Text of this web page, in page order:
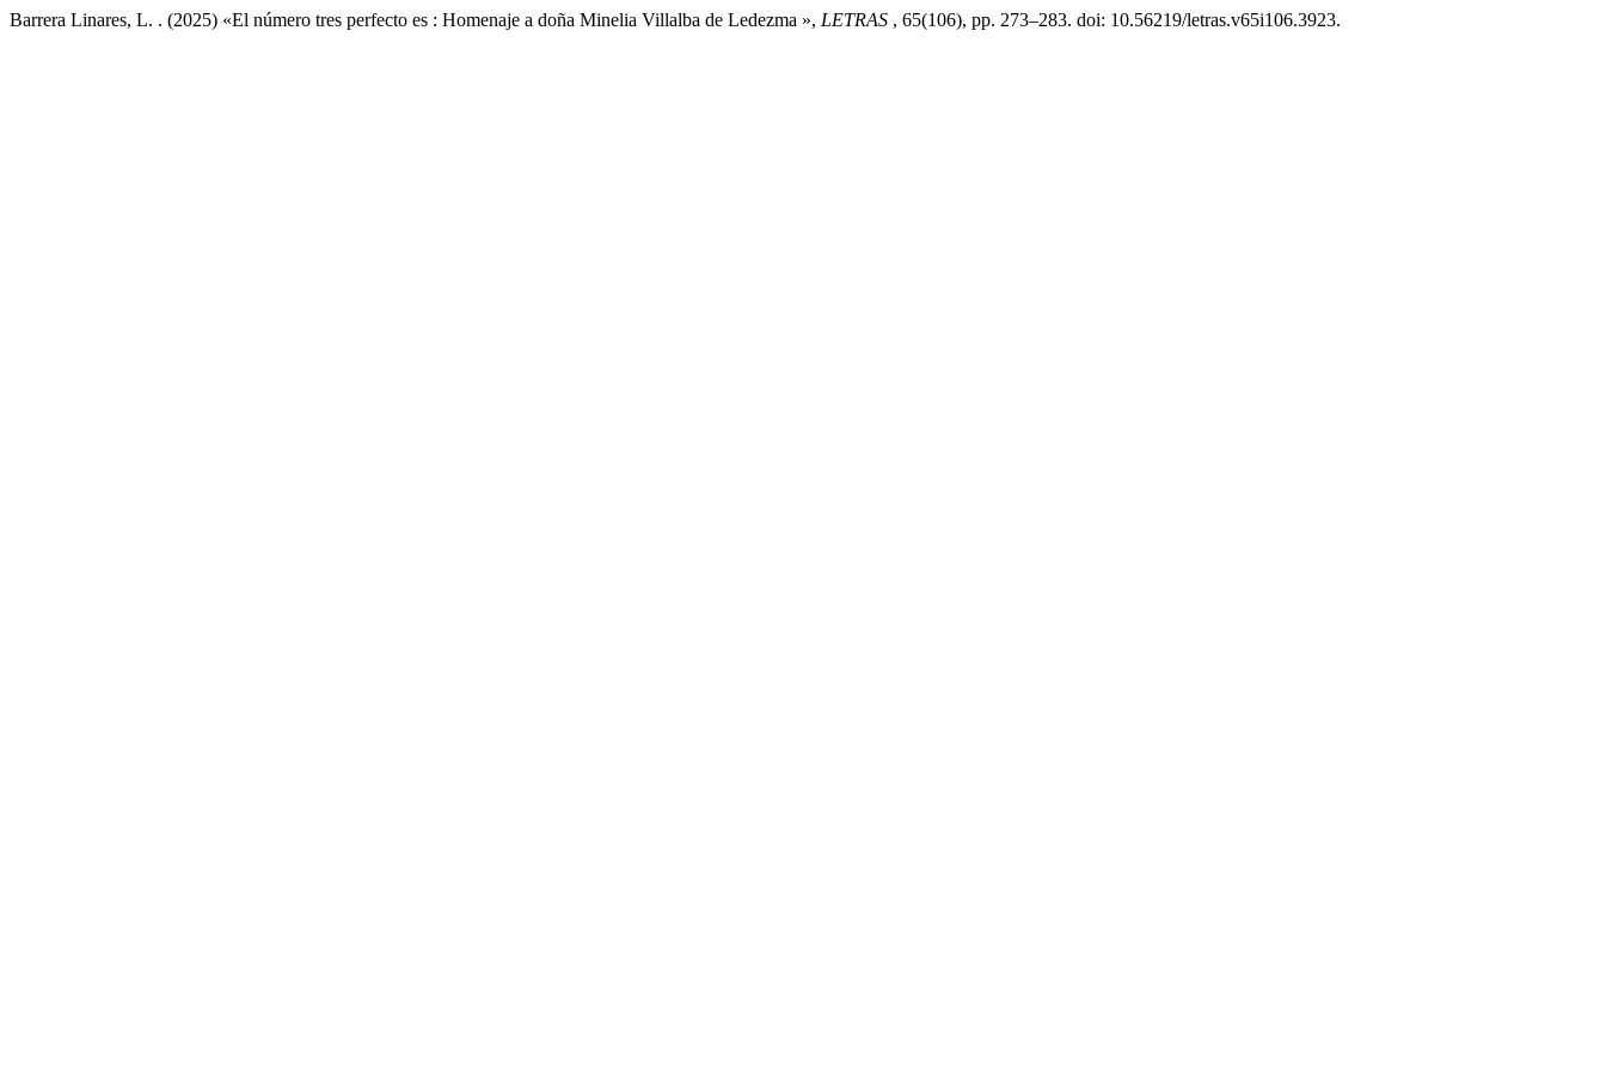
Barrera Linares, L. . (2025) «El número tres perfecto es : Homenaje a doña Minelia Villalba de Ledezma », LETRAS , 65(106), pp. 273–283. doi: 10.56219/letras.v65i106.3923.